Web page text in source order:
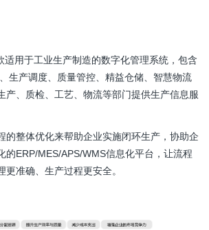
适用于工业生产制造的数字化管理系统，包含
生产调度、质量管控、精益仓储、智慧物流
产、质检、工艺、物流等部门提供生产信息服
的整体优化来帮助企业实施闭环生产，协助企
的ERP/MES/APS/WMS信息化平台，让流程
准确、生产过程更安全。